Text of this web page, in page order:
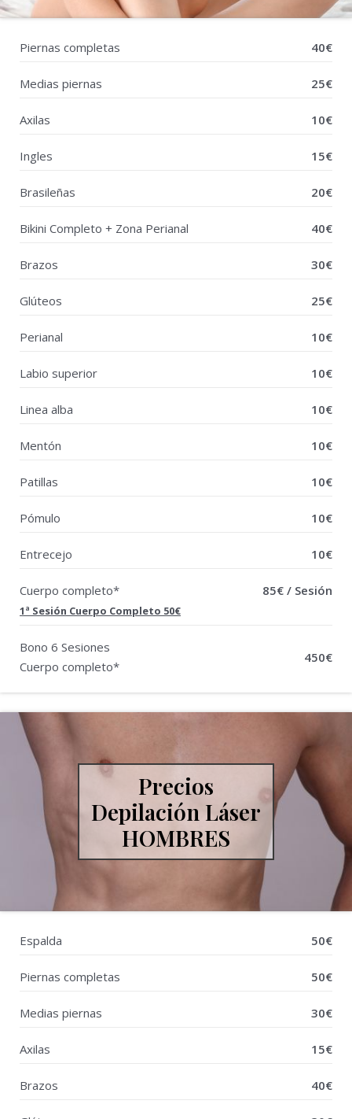
Piernas completas 40€
Medias piernas 25€
Axilas 10€
Ingles 15€
Brasileñas 20€
Bikini Completo + Zona Perianal 40€
Brazos 30€
Glúteos 25€
Perianal 10€
Labio superior 10€
Linea alba 10€
Mentón 10€
Patillas 10€
Pómulo 10€
Entrecejo 10€
Cuerpo completo* 85€ / Sesión
1ª Sesión Cuerpo Completo 50€
Bono 6 Sesiones
Cuerpo completo*
450€
Precios
Depilación Láser
HOMBRES
Espalda 50€
Piernas completas 50€
Medias piernas 30€
Axilas 15€
Brazos 40€